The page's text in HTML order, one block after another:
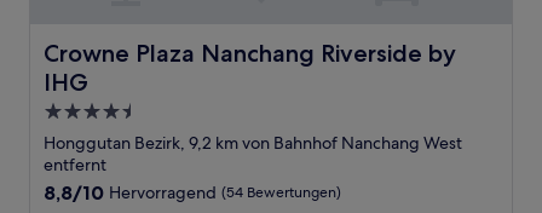
Crowne Plaza Nanchang Riverside by
IHG
Crowne Plaza Nanchang Riverside by IHG
4.5-
Sterne-
Unterkunft
Honggutan Bezirk, 9,2 km von Bahnhof Nanchang West
entfernt
8.8
8,8/10 Hervorragend (54 Bewertungen)